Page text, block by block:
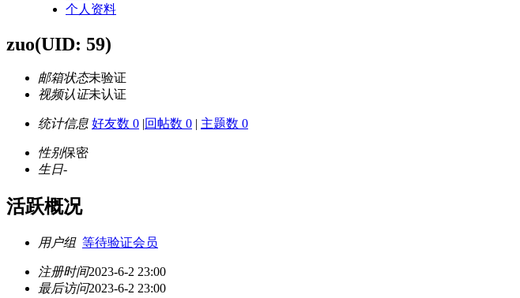
个人资料
zuo(UID: 59)
邮箱状态未验证
视频认证未认证
统计信息 好友数 0 |回帖数 0 | 主题数 0
性别保密
生日-
活跃概况
用户组 等待验证会员
注册时间2023-6-2 23:00
最后访问2023-6-2 23:00